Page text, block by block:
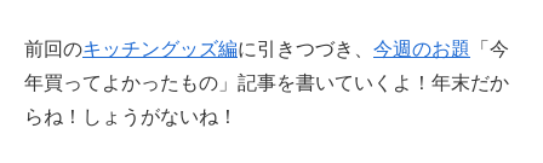
前回のキッチングッズ編に引きつづき、 今週のお題
「今
年買ってよかったもの」記事を書いていくよ！年末だか
らね！しょうがないね！